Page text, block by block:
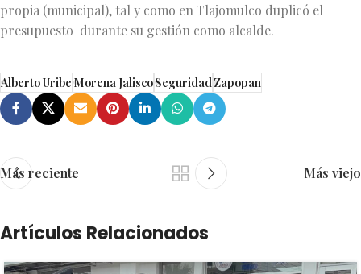
propia (municipal), tal y como en Tlajomulco duplicó el
presupuesto durante su gestión como alcalde.
Alberto UribeMorena JaliscoSeguridadZapopan
Más reciente Más viejo
Artículos Relacionados